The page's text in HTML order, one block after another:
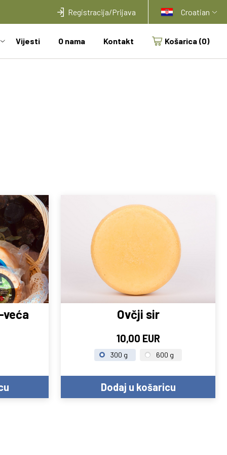
Registracija/Prijava Croatian
Vijesti O nama Kontakt Košarica (0)
Ovčji sir
10,00 EUR
300 g 600 g